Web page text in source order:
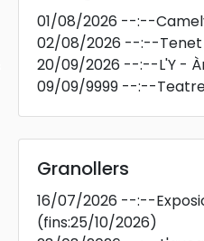
01/08/2026 --:--
02/08/2026 --:--Tenet
20/09/2026 --:--L'Y -
09/09/9999 --:--
Granollers
16/07/2026 --:--
(fins:25/10/2026)